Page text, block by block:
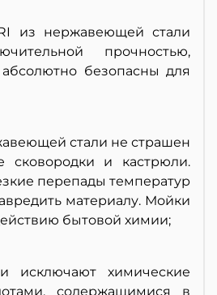
из нержавеющей стали
прочностью,
безопасны для
стали не страшен
сковородки и кастрюли.
перепады температур
материалу. Мойки
бытовой химии;
исключают химические
содержащимися в